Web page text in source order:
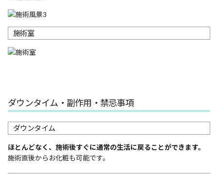
施術室
ダウンタイム・副作用・禁忌事項
ダウンタイム
ほとんどなく、施術後すぐに通常の生活に戻ることができます。
施術直後からお化粧も可能です。